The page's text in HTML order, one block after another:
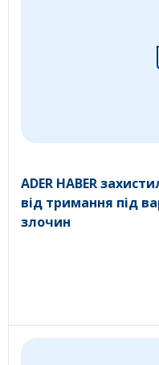
ADER HABER
від тримання під
злочин